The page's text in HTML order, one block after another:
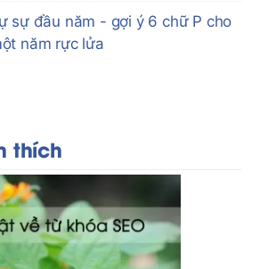
sự đầu năm - gợi ý 6 chữ P cho
năm rực lửa
thích